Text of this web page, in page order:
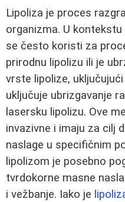
Lipoliza je proces
organizma. U
se često koristi za
prirodnu lipolizu ili je
vrste lipolize,
uključuje ubrizgavanje
lasersku lipolizu. Ove
invazivne i imaju za cilj
naslage u specifičnim
lipolizom je posebno
tvrdokorne masne
i vežbanje. Iako je